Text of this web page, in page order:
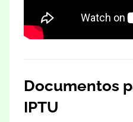
Documentos
IPTU